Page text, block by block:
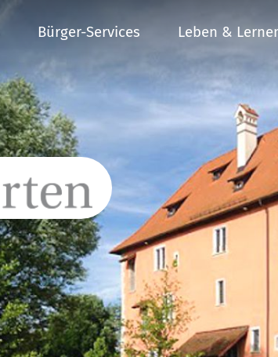
Bürger-Services Leben &